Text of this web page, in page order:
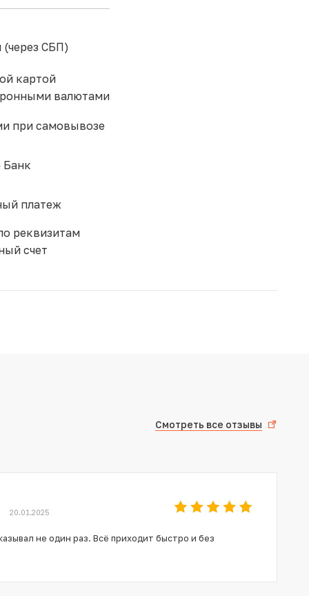
СБП)
картой
валютами
при самовывозе
Банк
платеж
реквизитам
счет
Смотреть все отзывы
20.01.2025
не один раз. Всё приходит быстро и без